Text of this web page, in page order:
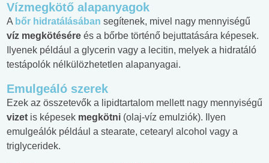
Vízmegkötő alapanyagok
A bőr hidratálásában segítenek, mivel nagy mennyiségű
víz megkötésére és a bőrbe történő bejuttatására képesek.
Ilyenek például a glycerin vagy a lecitin, melyek a hidratáló
testápolók nélkülözhetetlen alapanyagai.
Emulgeáló szerek
Ezek az összetevők a lipidtartalom mellett nagy mennyiségű
vizet is képesek megkötni (olaj-víz emulziók). Ilyen
emulgeálók például a stearate, cetearyl alcohol vagy a
triglyceridek.